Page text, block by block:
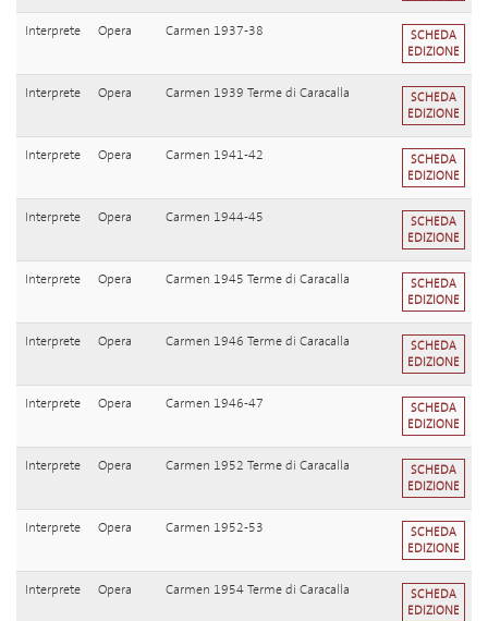
Interprete Opera Carmen 1937-38
SCHEDA
EDIZIONE
Interprete Opera Carmen 1939 Terme di Caracalla
SCHEDA
EDIZIONE
Interprete Opera Carmen 1941-42
SCHEDA
EDIZIONE
Interprete Opera Carmen 1944-45
SCHEDA
EDIZIONE
Interprete Opera Carmen 1945 Terme di Caracalla
SCHEDA
EDIZIONE
Interprete Opera Carmen 1946 Terme di Caracalla
SCHEDA
EDIZIONE
Interprete Opera Carmen 1946-47
SCHEDA
EDIZIONE
Interprete Opera Carmen 1952 Terme di Caracalla
SCHEDA
EDIZIONE
Interprete Opera Carmen 1952-53
SCHEDA
EDIZIONE
Interprete Opera Carmen 1954 Terme di Caracalla
SCHEDA
EDIZIONE